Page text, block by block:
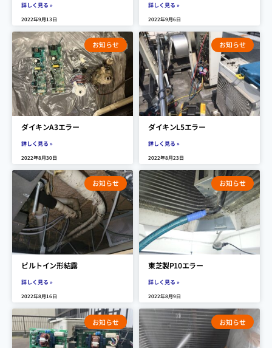
詳しく見る »
2022年9月13日
詳しく見る »
2022年9月6日
お知らせ
ダイキンA3エラー
詳しく見る »
2022年8月30日
お知らせ
ダイキンL5エラー
詳しく見る »
2022年8月23日
お知らせ
ビルトイン形結露
詳しく見る »
2022年8月16日
お知らせ
東芝製P10エラー
詳しく見る »
2022年8月9日
お知らせ お知らせ